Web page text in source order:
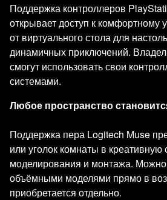
Поддержка контроллеров
открывает доступ к комфортному
от виртуального стола для
динамичных приключений.
смогут использовать свои
системами.
Любое пространство
Поддержка пера Logitech Muse
или уголок комнаты в креативную
моделирования и монтажа. Можно
объёмными моделями прямо в
приобретается отдельно.